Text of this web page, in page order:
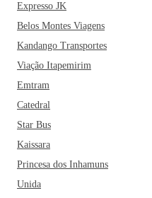
Expresso JK
Belos Montes Viagens
Kandango Transportes
Viação Itapemirim
Emtram
Catedral
Star Bus
Kaissara
Princesa dos Inhamuns
Unida